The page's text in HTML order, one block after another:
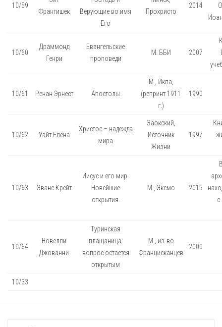
10/59
Франтишек
Верующие во имя
Его
Прохристо
2014
10/60
Драммонд
Генри
Евангельские
проповеди
М. ББИ 2007
10/61 Ренан Эрнест Апостолы
М., Икпа,
(репринт 1911
г.)
1990
10/62 Уайт Елена
Христос – надежда
мира
Заокский,
Источник
Жизни
1997
10/63 Эванс Крейт
Иисус и его мир.
Новейшие
открытия.
М., Эксмо 2015
10/64
Новелли
Джованни
Туринская
плащаница:
вопрос остаётся
открытым
М., из-во
Францисканцев
2000
10/33